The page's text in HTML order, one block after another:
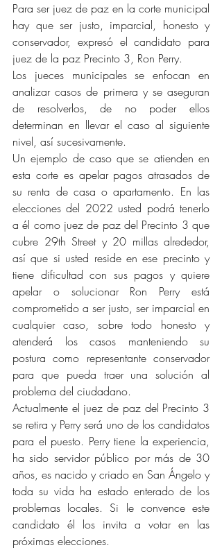
Para ser juez de paz en la corte municipal
hay que ser justo, imparcial, honesto y
conservador, expresó el candidato para
juez de la paz Precinto 3, Ron Perry.
Los jueces municipales se enfocan en
analizar casos de primera y se aseguran
de resolverlos, de no poder ellos
determinan en llevar el caso al siguiente
nivel, así sucesivamente.
Un ejemplo de caso que se atienden en
esta corte es apelar pagos atrasados de
su renta de casa o apartamento. En las
elecciones del 2022 usted podrá tenerlo
a él como juez de paz del Precinto 3 que
cubre 29th Street y 20 millas alrededor,
así que si usted reside en ese precinto y
tiene dificultad con sus pagos y quiere
apelar o solucionar Ron Perry está
comprometido a ser justo, ser imparcial en
cualquier caso, sobre todo honesto y
atenderá los casos manteniendo su
postura como representante conservador
para que pueda traer una solución al
problema del ciudadano.
Actualmente el juez de paz del Precinto 3
se retira y Perry será uno de los candidatos
para el puesto. Perry tiene la experiencia,
ha sido servidor público por más de 30
años, es nacido y criado en San Ángelo y
toda su vida ha estado enterado de los
problemas locales. Si le convence este
candidato él los invita a votar en las
próximas elecciones.